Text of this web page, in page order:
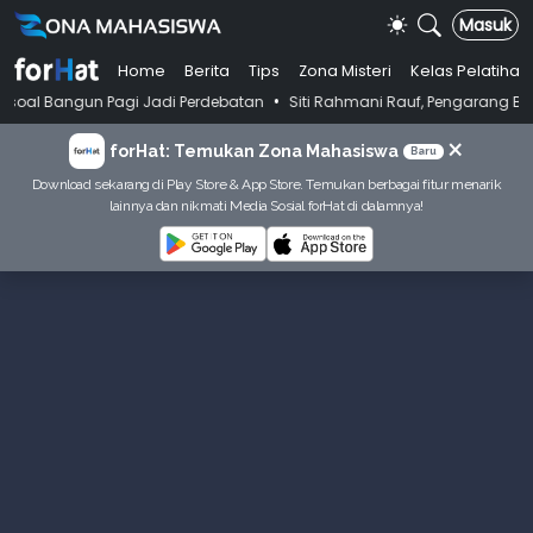
Masuk
Home Berita Tips Zona Misteri
Kelas Pelatihan
Pagi Jadi Perdebatan • Siti Rahmani Rauf, Pengarang Buku Bahasa
forHat: Temukan Zona Mahasiswa Baru ×
Download sekarang di Play Store & App Store. Temukan berbagai fitur menarik
lainnya dan nikmati Media Sosial forHat di dalamnya!